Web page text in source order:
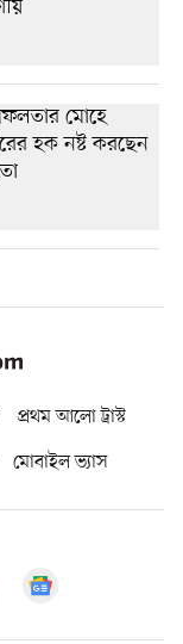
প্রথম আলো ট্রাস্ট
মোবাইল ভ্যাস